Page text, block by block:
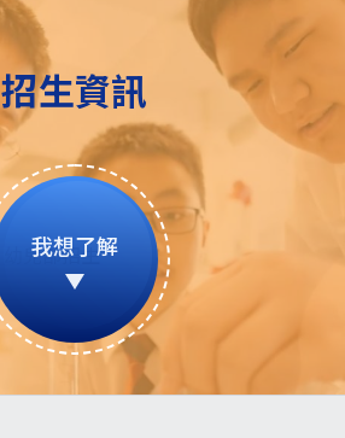
招生資訊
我想了解